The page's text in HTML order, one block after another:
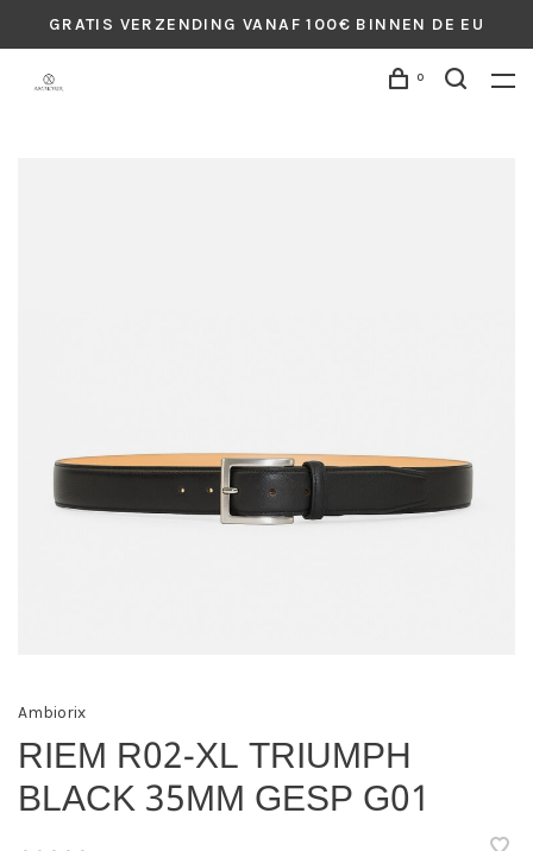
GRATIS VERZENDING VANAF 100€ BINNEN DE EU
0
Ambiorix
RIEM R02-XL TRIUMPH
BLACK 35MM GESP G01